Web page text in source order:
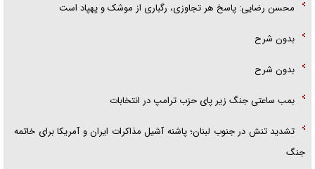
محسن رضایی: پاسخ هر تجاوزی، رگباری از موشک و پهپاد است
بدون شرح
بدون شرح
بمب ساعتی جنگ زیر پای حزب ترام‍پ در انتخابات
تشدید تنش در جنوب لبنان؛ پاشنه آشیل مذاکرات ایران و آمریکا برای خاتمه
جنگ